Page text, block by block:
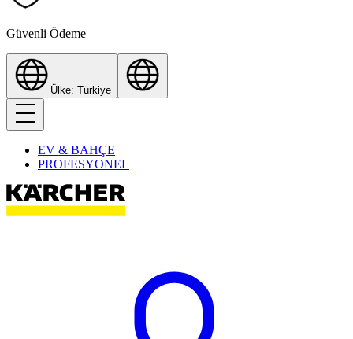
Güvenli Ödeme
Ülke: Türkiye
EV & BAHÇE
PROFESYONEL